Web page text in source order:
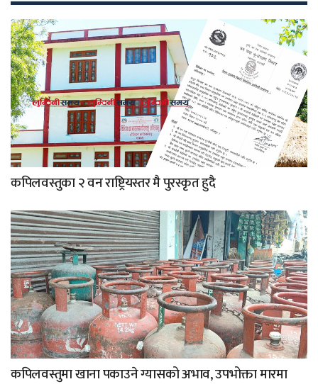
कपिलवस्तुका २ वन राष्ट्रियस्तर मै पुरस्कृत हुदै
कपिलवस्तुमा खाना पकाउने ग्यासको अभाव, उपभोक्ता मारमा